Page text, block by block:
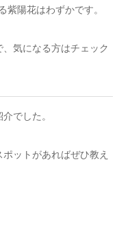
紫陽花はわずかです。
気になる方はチェック
でした。
ットがあればぜひ教え